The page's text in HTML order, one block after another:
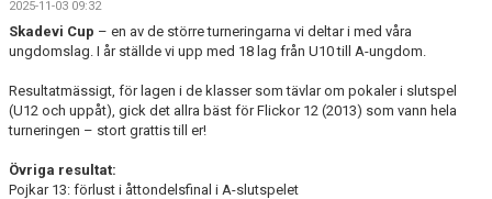
LEDARE
DOMARE/FUNKTIONÄR
KALENDER
MATCHER
2025-11-03 09:32
Skadevi Cup – en av de större turneringarna vi deltar i med våra
ungdomslag. I år ställde vi upp med 18 lag från U10 till A-ungdom.
Resultatmässigt, för lagen i de klasser som tävlar om pokaler i slutspel
(U12 och uppåt), gick det allra bäst för Flickor 12 (2013) som vann hela
turneringen – stort grattis till er!
Övriga resultat:
Pojkar 13: förlust i åttondelsfinal i A-slutspelet